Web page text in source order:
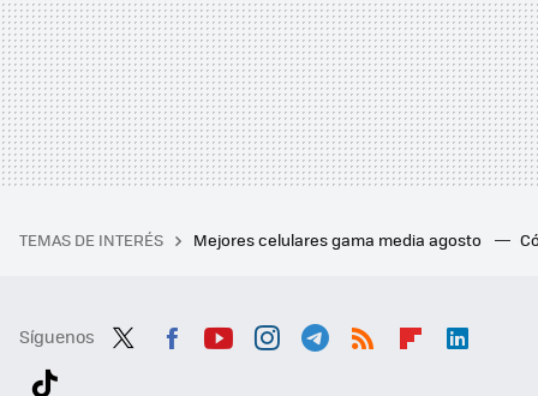
TEMAS DE INTERÉS Mejores celulares gama media agosto
Síguenos